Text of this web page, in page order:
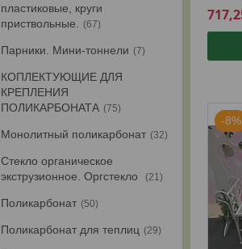
-8%
пластиковые, круги
приствольные.
67
Парники. Мини-тоннели 7
КОПЛЕКТУЮЩИЕ ДЛЯ
КРЕПЛЕНИЯ
ПОЛИКАРБОНАТА
75
Монолитный поликарбонат 32
Стекло органическое
экструзионное. Оргстекло
21
Поликарбонат 50
Поликарбонат для теплиц 29